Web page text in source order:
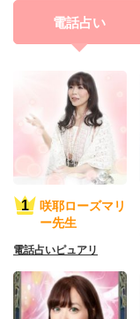
電話占い
咲耶ローズマリ
ー先生
電話占いピュアリ